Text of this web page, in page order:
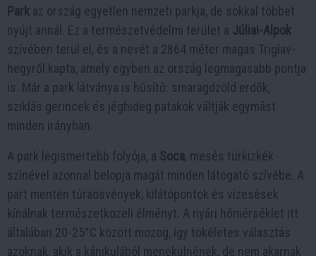
Park az ország egyetlen nemzeti parkja, de sokkal többet
nyújt annál. Ez a természetvédelmi terület a Júliai-Alpok
szívében terül el, és a nevét a 2864 méter magas Triglav-
hegyről kapta, amely egyben az ország legmagasabb pontja
is. Már a park látványa is hűsítő: smaragdzöld erdők,
sziklás gerincek és jéghideg patakok váltják egymást
minden irányban.
A park legismertebb folyója, a Soca, mesés türkizkék
színével azonnal belopja magát minden látogató szívébe. A
part mentén túraösvények, kilátópontok és vízesések
kínálnak természetközeli élményt. A nyári hőmérséklet itt
általában 20-25°C között mozog, így tökéletes választás
azoknak, akik a kánikulából menekülnének, de nem akarnak